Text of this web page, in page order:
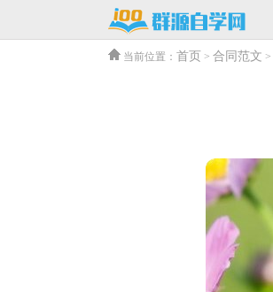
当前位置： 首页 > 合同范文 >